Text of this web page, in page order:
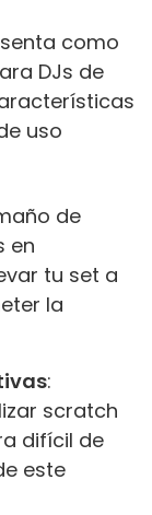
como
DJs de
uso
de
en
tu set a
la
:
scratch
difícil de
este